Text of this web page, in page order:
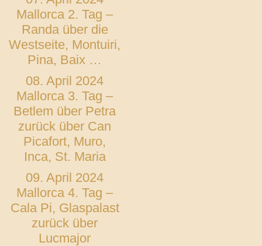
Mallorca 2. Tag –
Randa über die
Westseite, Montuiri,
Pina, Baix …
08. April 2024
Mallorca 3. Tag –
Betlem über Petra
zurück über Can
Picafort, Muro,
Inca, St. Maria
09. April 2024
Mallorca 4. Tag –
Cala Pi, Glaspalast
zurück über
Lucmajor